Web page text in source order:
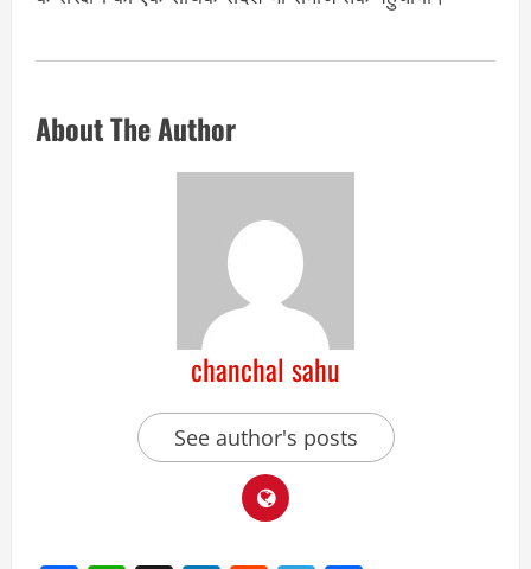
About The Author
chanchal sahu
See author's posts